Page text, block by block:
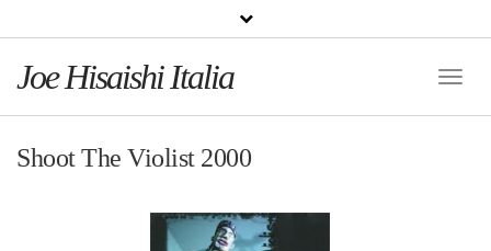
Joe Hisaishi Italia
Toggle
Shoot The Violist 2000